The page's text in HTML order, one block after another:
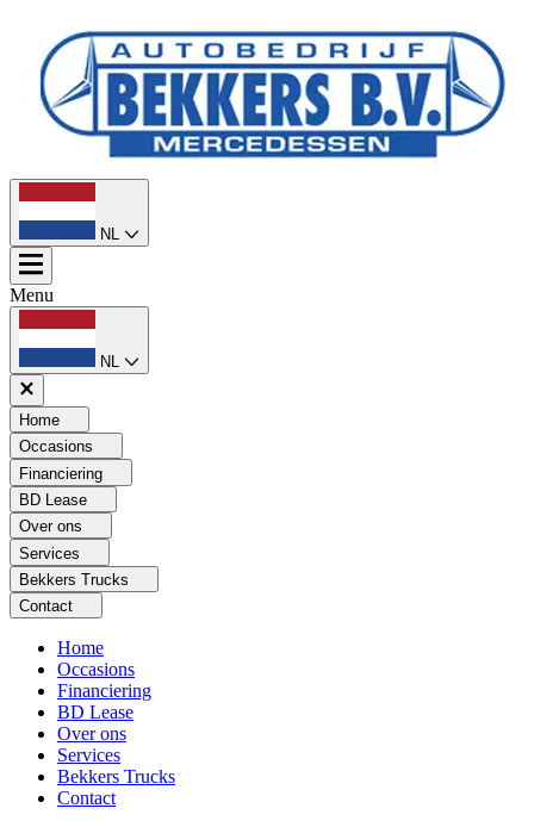
NL
Menu
NL
Home
Occasions
Financiering
BD Lease
Over ons
Services
Bekkers Trucks
Contact
Home
Occasions
Financiering
BD Lease
Over ons
Services
Bekkers Trucks
Contact